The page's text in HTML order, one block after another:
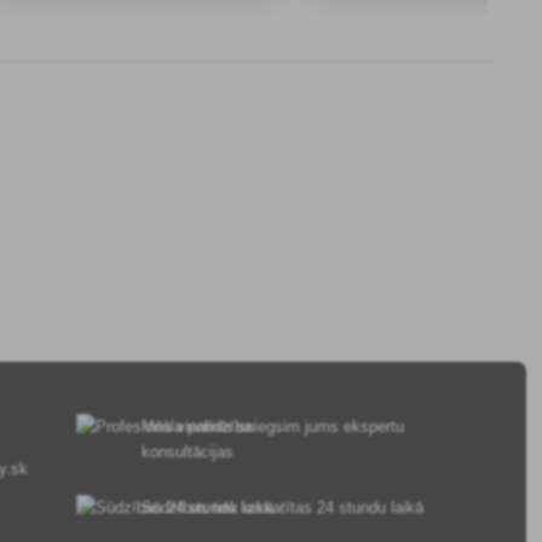
Mēs vienmēr sniegsim jums ekspertu
konsultācijas
Sūdzības tiek izskatītas 24 stundu laikā